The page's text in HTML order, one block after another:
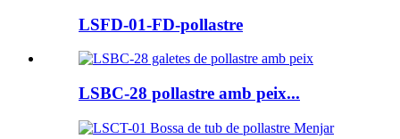
LSFD-01-FD-pollastre
LSBC-28 pollastre amb peix...